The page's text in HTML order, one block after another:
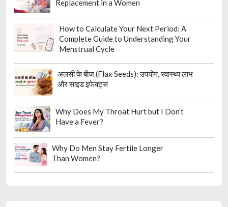
Replacement in a Women
How to Calculate Your Next Period: A
Complete Guide to Understanding Your
Menstrual Cycle
अलसी के बीज (Flax Seeds): उपयोग, स्वास्थ्य लाभ
और साइड इफेक्ट्स
Why Does My Throat Hurt but I Don’t
Have a Fever?
Why Do Men Stay Fertile Longer
Than Women?